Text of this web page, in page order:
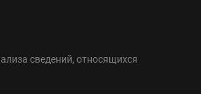
сведений, относящихся